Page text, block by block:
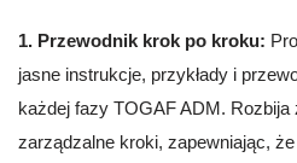
1. Przewodnik krok po kroku:
jasne instrukcje, przykłady i
każdej fazy TOGAF ADM. Rozbija
zarządzalne kroki, zapewniając,